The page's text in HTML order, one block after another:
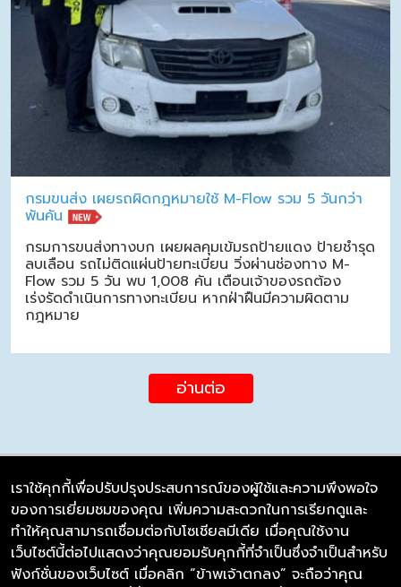
กรมขนส่ง เผยรถผิดกฎหมายใช้ M-Flow รวม 5 วันกว่า
พันคัน
กรมการขนส่งทางบก เผยผลคุมเข้มรถป้ายแดง ป้ายชำรุด
ลบเลือน รถไม่ติดแผ่นป้ายทะเบียน วิ่งผ่านช่องทาง M-
Flow รวม 5 วัน พบ 1,008 คัน เตือนเจ้าของรถต้อง
เร่งรัดดำเนินการทางทะเบียน หากฝ่าฝืนมีความผิดตาม
กฎหมาย
อ่านต่อ
บริษัท ซิมลิงค์ จำกัด
98/226 Bangrakyai-Baanmai Road,
Bangyai, Nonthaburi 11140
เราใช้คุกกี้เพื่อปรับปรุงประสบการณ์ของผู้ใช้และความพึงพอใจ
ของการเยี่ยมชมของคุณ เพิ่มความสะดวกในการเรียกดูและ
ทำให้คุณสามารถเชื่อมต่อกับโซเชียลมีเดีย เมื่อคุณใช้งาน
เว็บไซต์นี้ต่อไปแสดงว่าคุณยอมรับคุกกี้ที่จำเป็นซึ่งจำเป็นสำหรับ
ฟังก์ชั่นของเว็บไซต์ เมื่อคลิก “ข้าพเจ้าตกลง” จะถือว่าคุณ